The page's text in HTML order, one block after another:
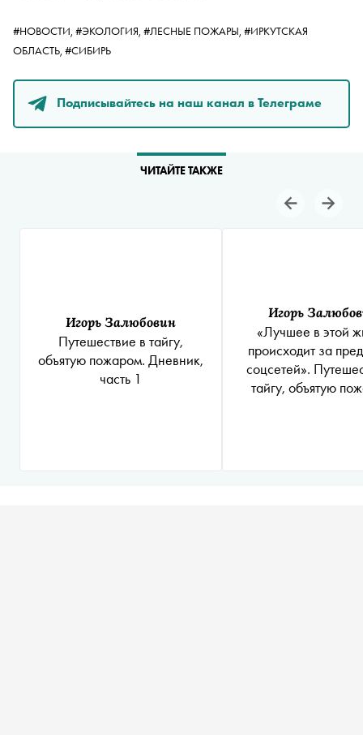
#НОВОСТИ, #ЭКОЛОГИЯ, #ЛЕСНЫЕ ПОЖАРЫ, #ИРКУТСКАЯ
ОБЛАСТЬ, #СИБИРЬ
Подписывайтесь на наш канал в Телеграме
ЧИТАЙТЕ ТАКЖЕ
Игорь Залюбовин
Путешествие в тайгу,
объятую пожаром. Дневник,
часть 1
Игорь
«Лучшее в этой
происходит за
соцсетей».
тайгу, объятую